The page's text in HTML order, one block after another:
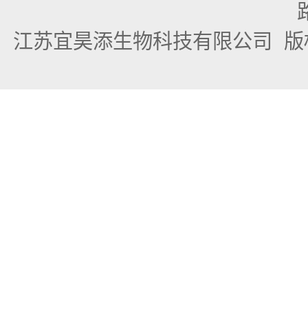
江苏宜昊添生物科技有限公司